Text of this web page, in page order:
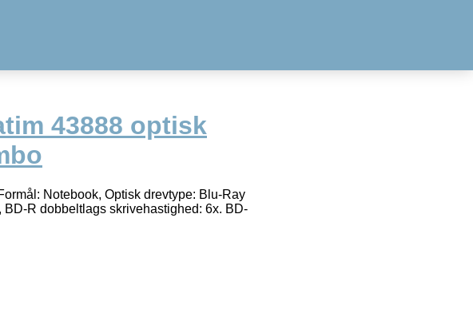
43888 optisk
Notebook, Optisk drevtype: Blu-Ray
R dobbeltlags skrivehastighed: 6x. BD-